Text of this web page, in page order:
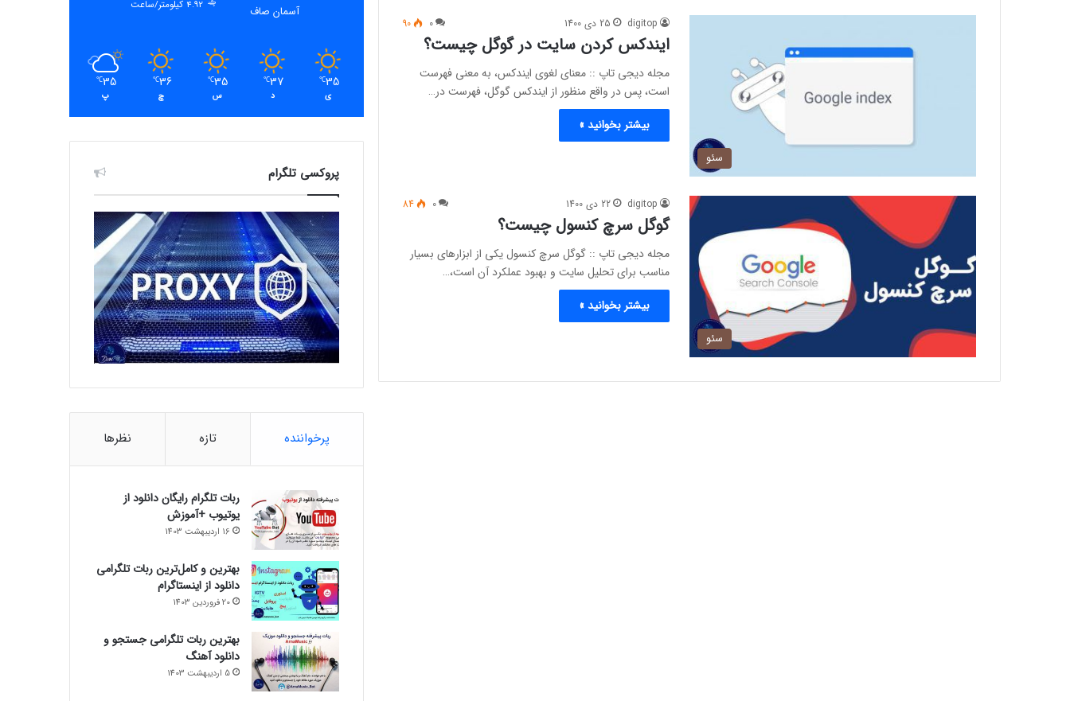
سئو
digitop 25 دی 1400 0
90
ایندکس کردن سایت در گوگل چیست؟
مجله دیجی تاپ :: معنای لغوی ایندکس، به معنی فهرست
است، پس در واقع منظور از ایندکس گوگل، فهرست در…
بیشتر بخوانید »
سئو
digitop 22 دی 1400 0
84
گوگل سرچ کنسول چیست؟
مجله دیجی تاپ :: گوگل سرچ کنسول یکی از ابزارهای بسیار
مناسب برای تحلیل سایت و بهبود عملکرد آن است،…
بیشتر بخوانید »
آسمان صاف
4.92 کیلومتر/ساعت
35
℃
ی
37
℃
د
35
℃
س
36
℃
چ
35
℃
پ
پروکسی تلگرام
پرخواننده تازه نظرها
ربات تلگرام رایگان دانلود از
یوتیوب +آموزش
16 اردیبهشت 1403
بهترین و کامل‌ترین ربات تلگرامی
دانلود از اینستاگرام
20 فروردین 1403
بهترین ربات تلگرامی جستجو و
دانلود آهنگ
5 اردیبهشت 1403